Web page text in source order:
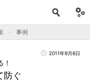
事例
2011年9月6日
防ぐ